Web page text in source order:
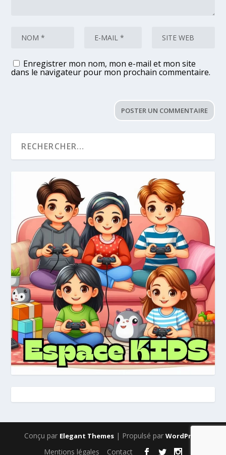
Enregistrer mon nom, mon e-mail et mon site
dans le navigateur pour mon prochain commentaire.
Conçu par Elegant Themes| Propulsé par WordPress
Mentions légales Contact